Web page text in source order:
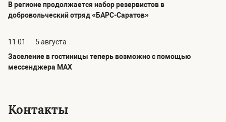
В регионе продолжается набор резервистов в
добровольческий отряд «БАРС-Саратов»
11:01
5 августа
Заселение в гостиницы теперь возможно с помощью
мессенджера MAX
Контакты